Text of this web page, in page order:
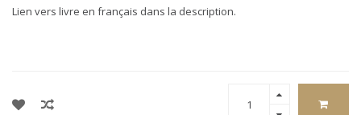
Lien vers livre en français dans la description.